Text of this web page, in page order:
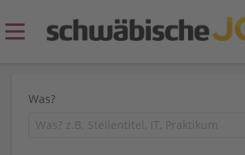
Was?